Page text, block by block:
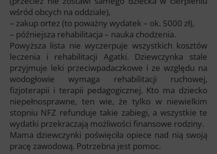
wśród obcych na oddziale),
– zakup ortez (to poważny wydatek – ok. 5000 zł),
– późniejsza rehabilitacja – nauka chodzenia.
Powyższa lista nie wyczerpuje wszystkich kosztów
leczenia i rehabilitacji Agatki. Dziewczynka stale
przyjmuje leki przeciwpadaczkowe i ze względu na
wodogłowie wymaga rehabilitacji ruchowej,
fizjoterapii i terapii pedagogicznej. Kto ma dziecko
niepełnosprawne, ten wie, że tylko w niewielkim
stopniu NFZ refunduje takie zabiegi, a wszystkie te
wydatki przekraczają możliwości finansowe rodziny.
Mama dziewczynki poświęciła opiece nad nią swoją
pracę zawodową. Potrzebna jest pomoc.